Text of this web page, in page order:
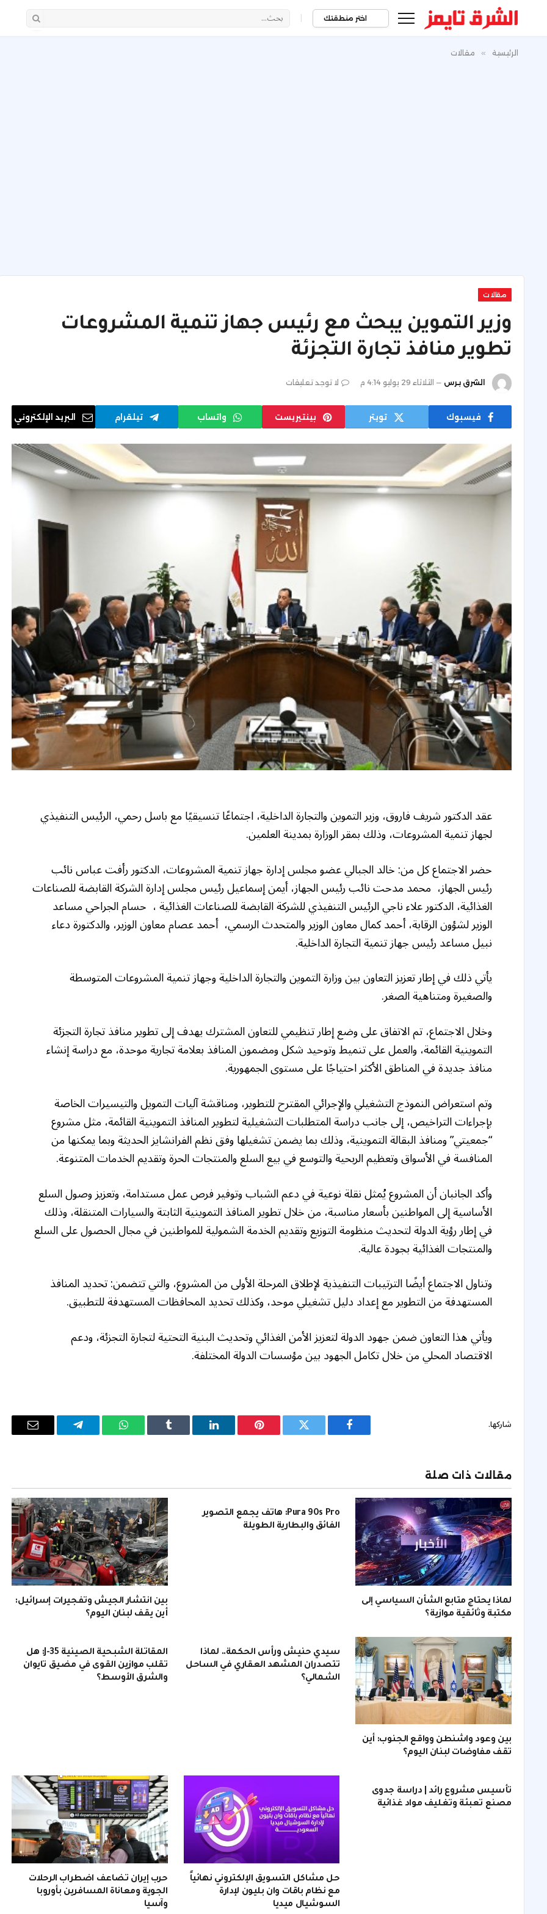
اختر منطقتك |
الرئيسية » مقالات
مقالات
وزير التموين يبحث مع رئيس جهاز تنمية المشروعات
تطوير منافذ تجارة التجزئة
الشرق برس الثلاثاء 29 يوليو 4:14 م لا توجد تعليقات
فيسبوك تويتر بينتيريست واتساب تيلقرام البريد الإلكتروني
عقد الدكتور شريف فاروق، وزير التموين والتجارة الداخلية، اجتماعًا تنسيقيًا مع باسل رحمي، الرئيس التنفيذي
لجهاز تنمية المشروعات، وذلك بمقر الوزارة بمدينة العلمين.
حضر الاجتماع كل من: خالد الجبالي عضو مجلس إدارة جهاز تنمية المشروعات، الدكتور رأفت عباس نائب
رئيس الجهاز، محمد مدحت نائب رئيس الجهاز، أيمن إسماعيل رئيس مجلس إدارة الشركة القابضة للصناعات
الغذائية، الدكتور علاء ناجي الرئيس التنفيذي للشركة القابضة للصناعات الغذائية ، حسام الجراحي مساعد
الوزير لشؤون الرقابة، أحمد كمال معاون الوزير والمتحدث الرسمي، أحمد عصام معاون الوزير، والدكتورة دعاء
نبيل مساعد رئيس جهاز تنمية التجارة الداخلية.
يأتي ذلك في إطار تعزيز التعاون بين وزارة التموين والتجارة الداخلية وجهاز تنمية المشروعات المتوسطة
والصغيرة ومتناهية الصغر.
وخلال الاجتماع، تم الاتفاق على وضع إطار تنظيمي للتعاون المشترك يهدف إلى تطوير منافذ تجارة التجزئة
التموينية القائمة، والعمل على تنميط وتوحيد شكل ومضمون المنافذ بعلامة تجارية موحدة، مع دراسة إنشاء
منافذ جديدة في المناطق الأكثر احتياجًا على مستوى الجمهورية.
وتم استعراض النموذج التشغيلي والإجرائي المقترح للتطوير، ومناقشة آليات التمويل والتيسيرات الخاصة
بإجراءات التراخيص، إلى جانب دراسة المتطلبات التشغيلية لتطوير المنافذ التموينية القائمة، مثل مشروع
“جمعيتي” ومنافذ البقالة التموينية، وذلك بما يضمن تشغيلها وفق نظم الفرانشايز الحديثة وبما يمكنها من
المنافسة في الأسواق وتعظيم الربحية والتوسع في بيع السلع والمنتجات الحرة وتقديم الخدمات المتنوعة.
وأكد الجانبان أن المشروع يُمثل نقلة نوعية في دعم الشباب وتوفير فرص عمل مستدامة، وتعزيز وصول السلع
الأساسية إلى المواطنين بأسعار مناسبة، من خلال تطوير المنافذ التموينية الثابتة والسيارات المتنقلة، وذلك
في إطار رؤية الدولة لتحديث منظومة التوزيع وتقديم الخدمة الشمولية للمواطنين في مجال الحصول على السلع
والمنتجات الغذائية بجودة عالية.
وتناول الاجتماع أيضًا الترتيبات التنفيذية لإطلاق المرحلة الأولى من المشروع، والتي تتضمن: تحديد المنافذ
المستهدفة من التطوير مع إعداد دليل تشغيلي موحد، وكذلك تحديد المحافظات المستهدفة للتطبيق.
ويأتي هذا التعاون ضمن جهود الدولة لتعزيز الأمن الغذائي وتحديث البنية التحتية لتجارة التجزئة، ودعم
الاقتصاد المحلي من خلال تكامل الجهود بين مؤسسات الدولة المختلفة.
شاركها.
فيسبوك تويتر بينتيريستلينكدإن Tumblr واتساب تيلقرام
البريد
مقالات ذات صلة
لماذا يحتاج متابع الشأن السياسي إلى
مكتبة وثائقية موازية؟
Pura 90s Pro: هاتف يجمع التصوير
الفائق والبطارية الطويلة
بين انتشار الجيش وتفجيرات إسرائيل:
أين يقف لبنان اليوم؟
بين وعود واشنطن وواقع الجنوب: أين
تقف مفاوضات لبنان اليوم؟
سيدي حنيش ورأس الحكمة.. لماذا
تتصدران المشهد العقاري في الساحل
الشمالي؟
المقاتلة الشبحية الصينية J-35: هل
تقلب موازين القوى في مضيق تايوان
والشرق الأوسط؟
تأسيس مشروع رائد | دراسة جدوى
مصنع تعبئة وتغليف مواد غذائية
حل مشاكل التسويق الإلكتروني نهائياً
مع نظام باقات وان بليون لإدارة
السوشيال ميديا
حرب إيران تضاعف اضطراب الرحلات
الجوية ومعاناة المسافرين بأوروبا
وآسيا